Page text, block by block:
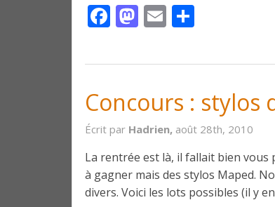
Facebook
Mastodon
Email
Concours : stylos
Écrit par Hadrien, août 28th, 2010
La rentrée est là, il fallait bien vous
à gagner mais des stylos Maped.
divers. Voici les lots possibles (il y